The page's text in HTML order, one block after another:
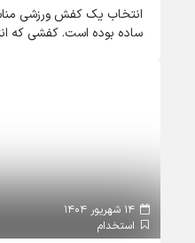
انتخاب یک کفش ورزشی
ساده بوده است. کفشی که
استخدام